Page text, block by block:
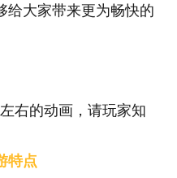
给大家带来更为畅快的
右的动画，请玩家知
特点